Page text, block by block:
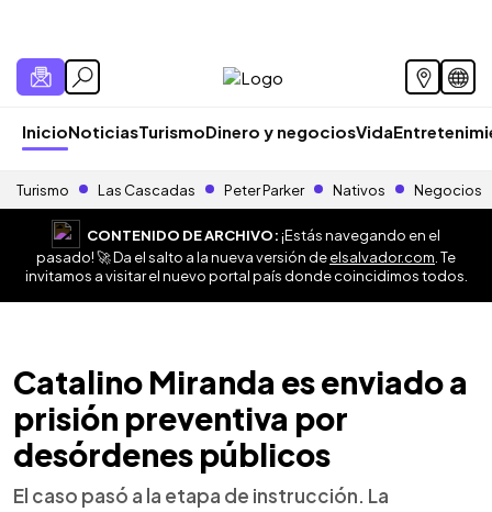
InicioNoticiasTurismoDinero y negociosVida
Turismo Las Cascadas Peter Parker Nativos Negocios
CONTENIDO DE ARCHIVO:¡Estás navegando en el
pasado! 🚀 Da el salto a la nueva versión deelsalvador.com . Te
invitamos a visitar el nuevo portal país donde coincidimos todos.
Catalino Miranda es enviado a
prisión preventiva por
desórdenes públicos
El caso pasó a la etapa de instrucción. La